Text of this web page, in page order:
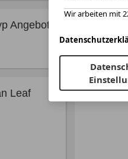
Angebote
Leaf
Wir arbeiten mit